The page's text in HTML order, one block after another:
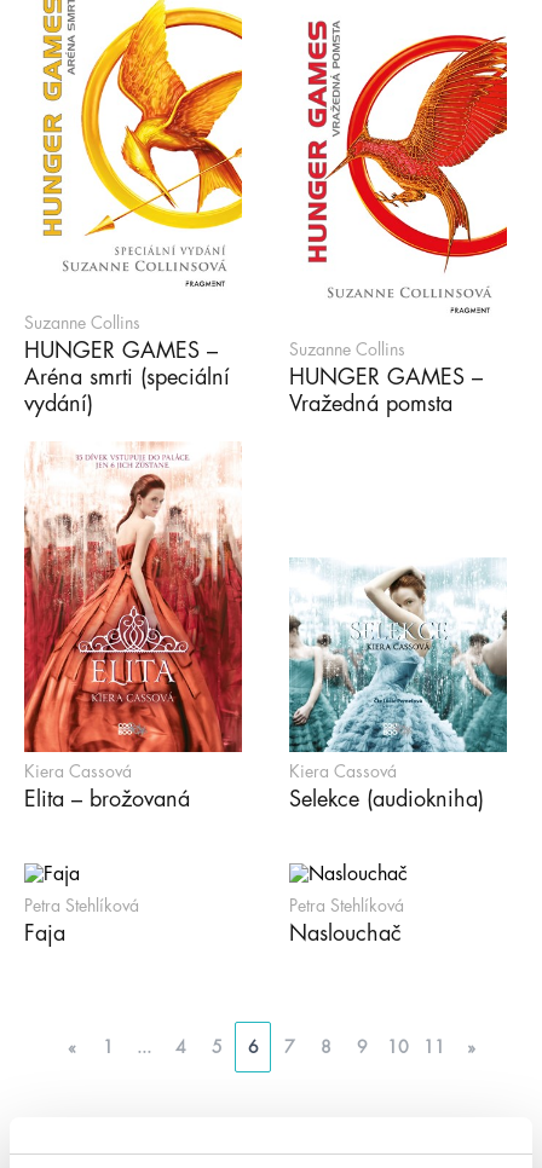
Suzanne Collins
HUNGER GAMES –
Aréna smrti (speciální
vydání)
Suzanne Collins
HUNGER GAMES –
Vražedná pomsta
Kiera Cassová
Elita – brožovaná
Kiera Cassová
Selekce (audiokniha)
Petra Stehlíková
Faja
Petra Stehlíková
Naslouchač
« ... 4 5 6 7 8 9 10 »